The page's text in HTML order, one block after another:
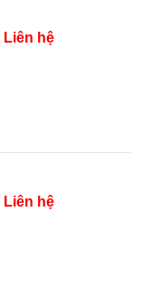
Liên hệ
Liên hệ